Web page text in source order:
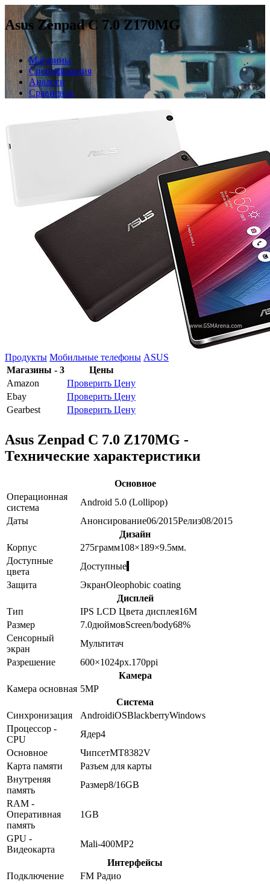
Asus Zenpad C 7.0 Z170MG
Магазины
Спецификация
Аналоги
Сравнение
Продукты Мобильные телефоны ASUS
Магазины - 3
Цены
Amazon
Проверить Цену
Ebay
Проверить Цену
Gearbest
Проверить Цену
Asus Zenpad C 7.0 Z170MG -
Технические характеристики
Основное
Операционная
система
Android 5.0 (Lollipop)
Даты
Анонсирование06/2015Релиз08/2015
Дизайн
Корпус
275грамм108×189×9.5мм.
Доступные
цвета
Доступные
Защита
ЭкранOleophobic coating
Дисплей
Тип
IPS LCD Цвета дисплея16M
Размер
7.0дюймовScreen/body68%
Сенсорный
экран
Мультитач
Разрешение
600×1024px.170ppi
Камера
Камера основная 5MP
Система
Синхронизация
AndroidiOSBlackberryWindows
Процессор -
CPU
Ядер4
Основное
ЧипсетMT8382V
Карта памяти
Разъем для карты
Внутреняя
память
Размер8/16GB
RAM -
Оперативная
память
1GB
GPU -
Видеокарта
Mali-400MP2
Интерфейсы
Подключение
FM Радио